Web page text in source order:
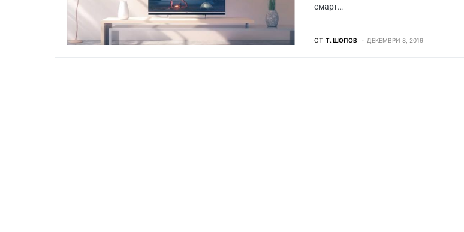
смарт…
ОТ Т. ШОПОВ ДЕКЕМВРИ 8, 2019